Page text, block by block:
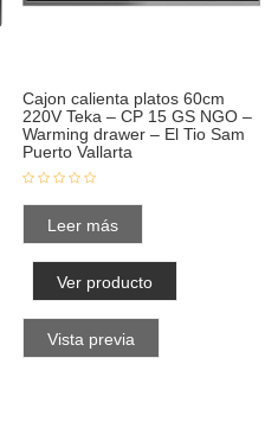
Cajon calienta platos 60cm
220V Teka – CP 15 GS NGO –
Warming drawer – El Tio Sam
Puerto Vallarta
Leer más
Ver producto
Vista previa